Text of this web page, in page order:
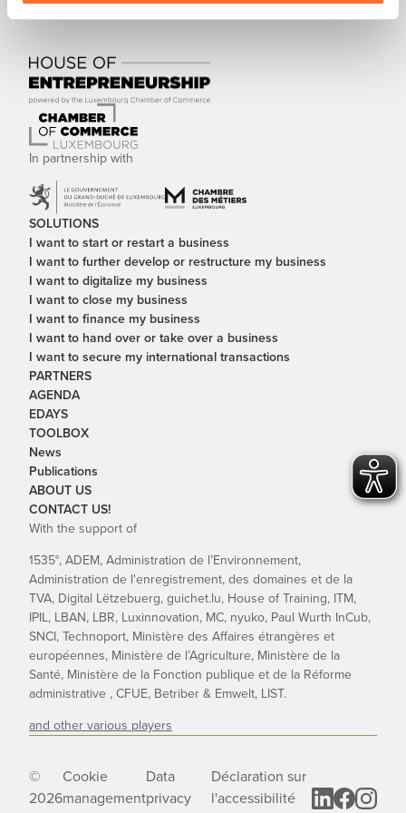
In partnership with
SOLUTIONS
I want to start or restart a business
I want to further develop or restructure my business
I want to digitalize my business
I want to close my business
I want to finance my business
I want to hand over or take over a business
I want to secure my international transactions
PARTNERS
AGENDA
EDAYS
TOOLBOX
News
Publications
ABOUT US
CONTACT US!
With the support of
1535°, ADEM, Administration de l’Environnement,
Administration de l'enregistrement, des domaines et de la
TVA, Digital Lëtzebuerg, guichet.lu, House of Training, ITM,
IPIL, LBAN, LBR, Luxinnovation, MC, nyuko, Paul Wurth InCub,
SNCI, Technoport, Ministère des Affaires étrangères et
européennes, Ministère de l’Agriculture, Ministère de la
Santé, Ministère de la Fonction publique et de la Réforme
administrative , CFUE, Betriber & Emwelt, LIST.
and other various players
©
2026
Cookie
management
Data
privacy
Déclaration sur
l'accessibilité